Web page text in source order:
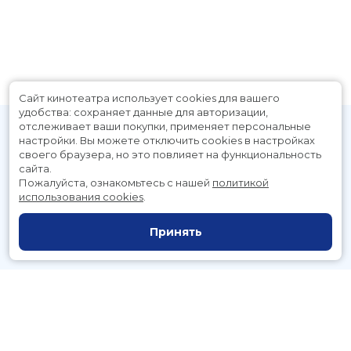
Расписание
Скоро в кино
Служба поддержки
Сайт кинотеатра использует cookies для вашего
удобства: сохраняет данные для авторизации,
отслеживает ваши покупки, применяет персональные
настройки. Вы можете отключить cookies в настройках
своего браузера, но это повлияет на функциональность
сайта.
Пожалуйста, ознакомьтесь с нашей политикой
использования cookies
Принять